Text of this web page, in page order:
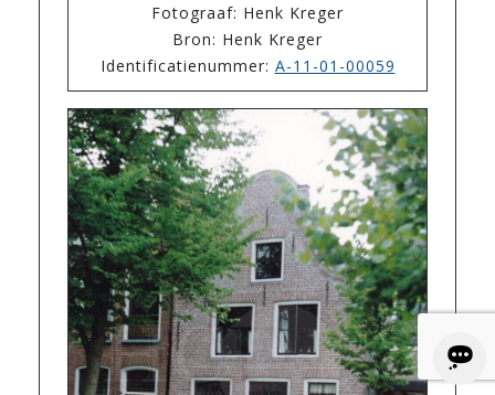
Fotograaf: Henk Kreger
Bron: Henk Kreger
Identificatienummer: A-11-01-00059